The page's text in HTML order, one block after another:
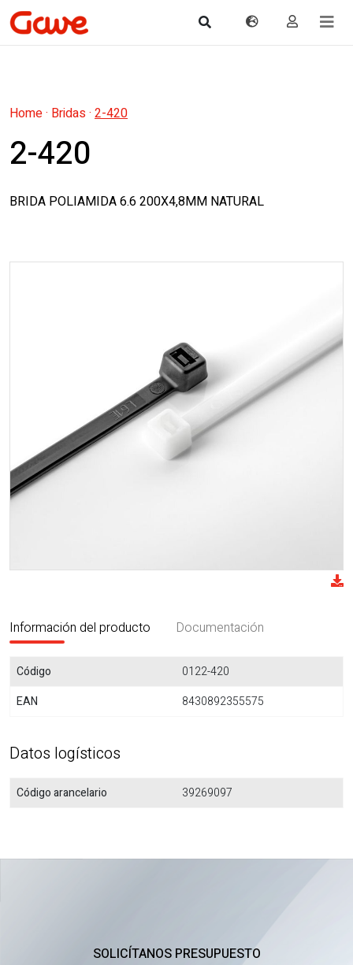
Home· Bridas· 2-420
2-420
BRIDA POLIAMIDA 6.6 200X4,8MM NATURAL
Información del producto Documentación
Código
0122-420
EAN
8430892355575
Datos logísticos
Código arancelario 39269097
SOLICÍTANOS PRESUPUESTO